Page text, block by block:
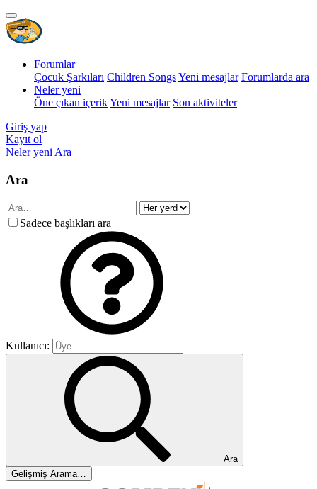
Forumlar
Çocuk Şarkıları Children SongsYeni mesajlar Forumlarda ara
Neler yeni
Öne çıkan içerikYeni mesajlar Son aktiviteler
Giriş yap
Kayıt ol
Neler yeni Ara
Ara
Sadece başlıkları ara
Kullanıcı:
Ara
Gelişmiş Arama…